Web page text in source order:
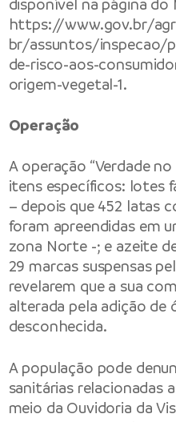
disponível na página do
https://www.gov.br/
br/assuntos/inspecao/
de-risco-aos-
origem-vegetal-1.
Operação
A operação “Verdade
itens específicos: lotes
– depois que 452 latas
foram apreendidas em
zona Norte -; e azeite
29 marcas suspensas
revelarem que a sua
alterada pela adição de
desconhecida.
A população pode
sanitárias relacionadas
meio da Ouvidoria da